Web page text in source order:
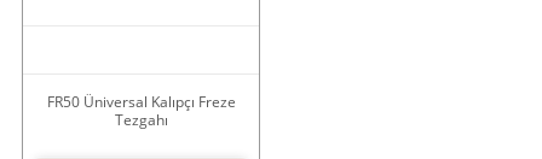
FR50 Üniversal Kalıpçı Freze
Tezgahı